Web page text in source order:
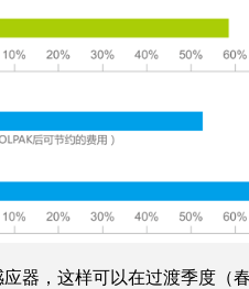
，这样可以在过渡季度（